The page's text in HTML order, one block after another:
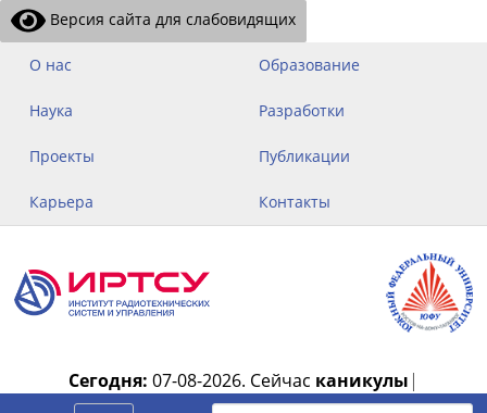
Версия сайта для слабовидящих
О нас Образование
Наука Разработки
Проекты Публикации
Карьера Контакты
Сегодня: 07-08-2026. Сейчас каникулы |